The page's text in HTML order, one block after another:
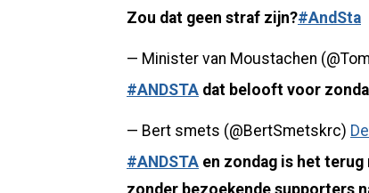
Zou dat geen straf zijn?#AndSta
— Minister van Moustachen
#ANDSTA dat belooft voor
— Bert smets (@BertSmetskrc)
#ANDSTA en zondag is het
zonder bezoekende supporters